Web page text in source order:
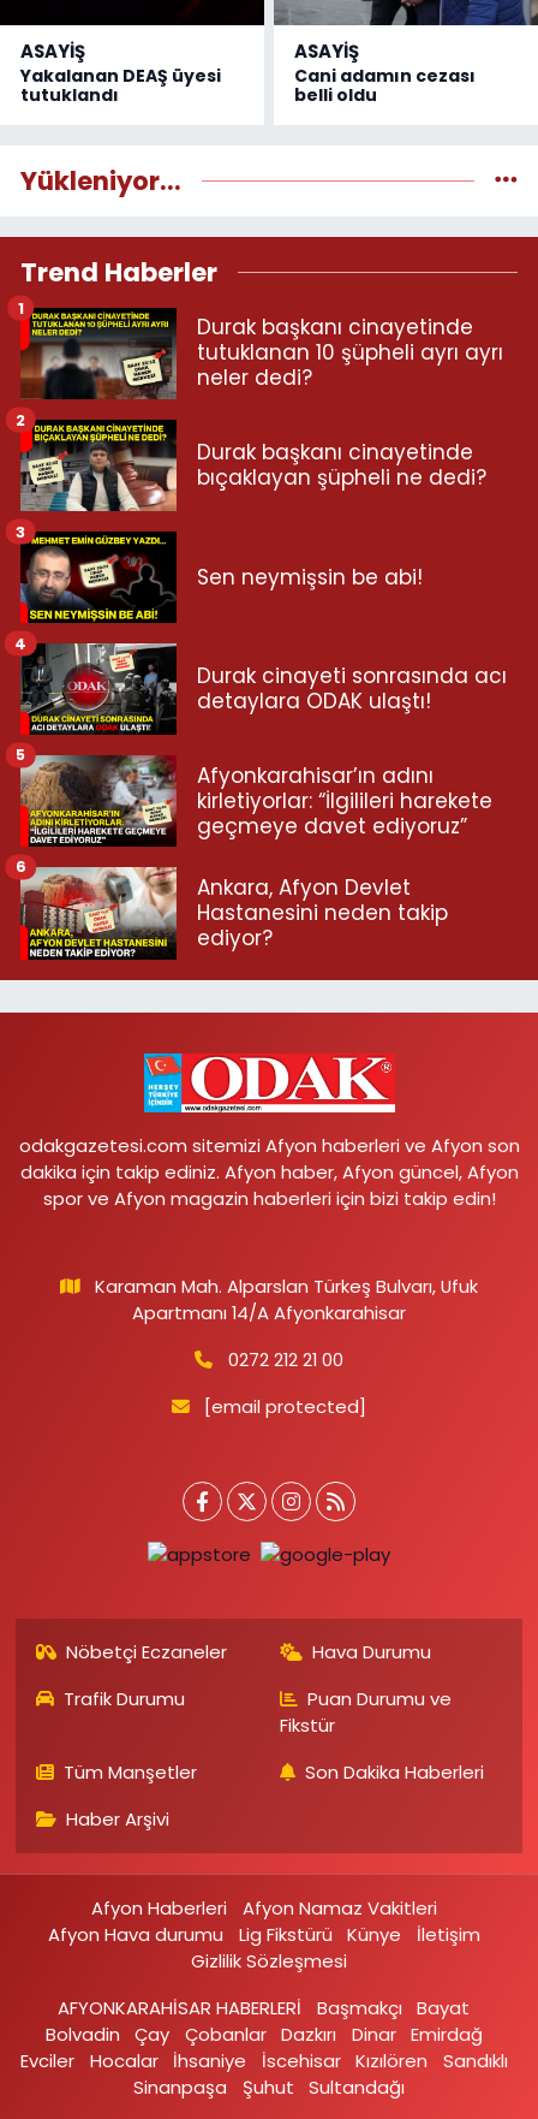
ASAYİŞ
Yakalanan DEAŞ üyesi
tutuklandı
ASAYİŞ
Cani adamın cezası
belli oldu
Yükleniyor...
Trend Haberler
Durak başkanı cinayetinde
tutuklanan 10 şüpheli ayrı ayrı
neler dedi?
1
Durak başkanı cinayetinde
bıçaklayan şüpheli ne dedi?
2
Sen neymişsin be abi!
3
Durak cinayeti sonrasında acı
detaylara ODAK ulaştı!
4
Afyonkarahisar’ın adını
kirletiyorlar: “İlgilileri harekete
geçmeye davet ediyoruz”
5
Ankara, Afyon Devlet
Hastanesini neden takip
ediyor?
6
odakgazetesi.com sitemizi Afyon haberleri ve Afyon son
dakika için takip ediniz. Afyon haber, Afyon güncel, Afyon
spor ve Afyon magazin haberleri için bizi takip edin!
Karaman Mah. Alparslan Türkeş Bulvarı, Ufuk
Apartmanı 14/A Afyonkarahisar
0272 212 21 00
[email protected]
Nöbetçi Eczaneler
Hava Durumu
Trafik Durumu
Puan Durumu ve
Fikstür
Tüm Manşetler
Son Dakika Haberleri
Haber Arşivi
Afyon Haberleri
Afyon Namaz Vakitleri
Afyon Hava durumu
Lig Fikstürü Künye
İletişim
Gizlilik Sözleşmesi
AFYONKARAHİSAR HABERLERİ
Başmakçı
Bayat
Bolvadin
Çay Çobanlar Dazkırı Dinar Emirdağ‎
Evciler‎
Hocalar İhsaniye‎ İscehisar Kızılören‎
Sandıklı‎
Sinanpaşa
Şuhut Sultandağı